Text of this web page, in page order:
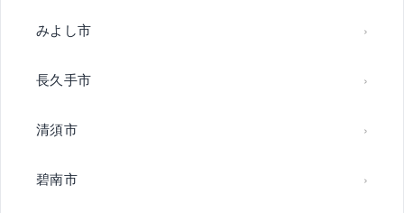
みよし市
長久手市
清須市
碧南市